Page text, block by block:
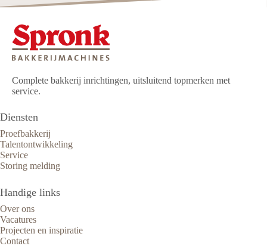
Complete bakkerij inrichtingen, uitsluitend topmerken met
service.
Diensten
Proefbakkerij
Talentontwikkeling
Service
Storing melding
Handige links
Over ons
Vacatures
Projecten en inspiratie
Contact